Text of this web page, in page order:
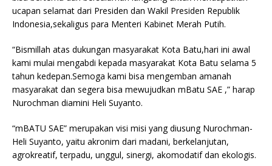
ucapan selamat dari Presiden dan Wakil Presiden Republik
Indonesia,sekaligus para Menteri Kabinet Merah Putih.
“Bismillah atas dukungan masyarakat Kota Batu,hari ini awal
kami mulai mengabdi kepada masyarakat Kota Batu selama 5
tahun kedepan.Semoga kami bisa mengemban amanah
masyarakat dan segera bisa mewujudkan mBatu SAE ,” harap
Nurochman diamini Heli Suyanto.
“mBATU SAE” merupakan visi misi yang diusung Nurochman-
Heli Suyanto, yaitu akronim dari madani, berkelanjutan,
agrokreatif, terpadu, unggul, sinergi, akomodatif dan ekologis.